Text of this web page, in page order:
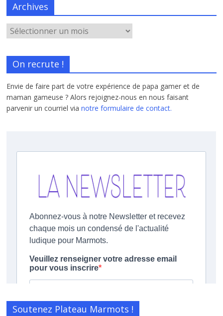
Archives
On recrute !
Envie de faire part de votre expérience de papa gamer et de
maman gameuse ? Alors rejoignez-nous en nous faisant
parvenir un courriel vianotre formulaire de contact.
Soutenez Plateau Marmots !